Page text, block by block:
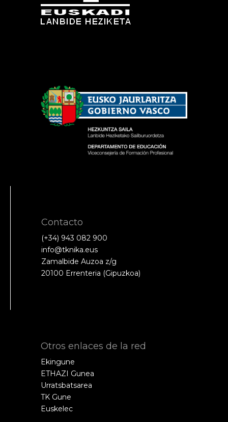
Contacto
(+34) 943 082 900
info@tknika.eus
Zamalbide Auzoa z/g
20100 Errenteria (Gipuzkoa)
Otros enlaces de la red
Ekingune
ETHAZI Gunea
Urratsbatsarea
TK Gune
Euskelec